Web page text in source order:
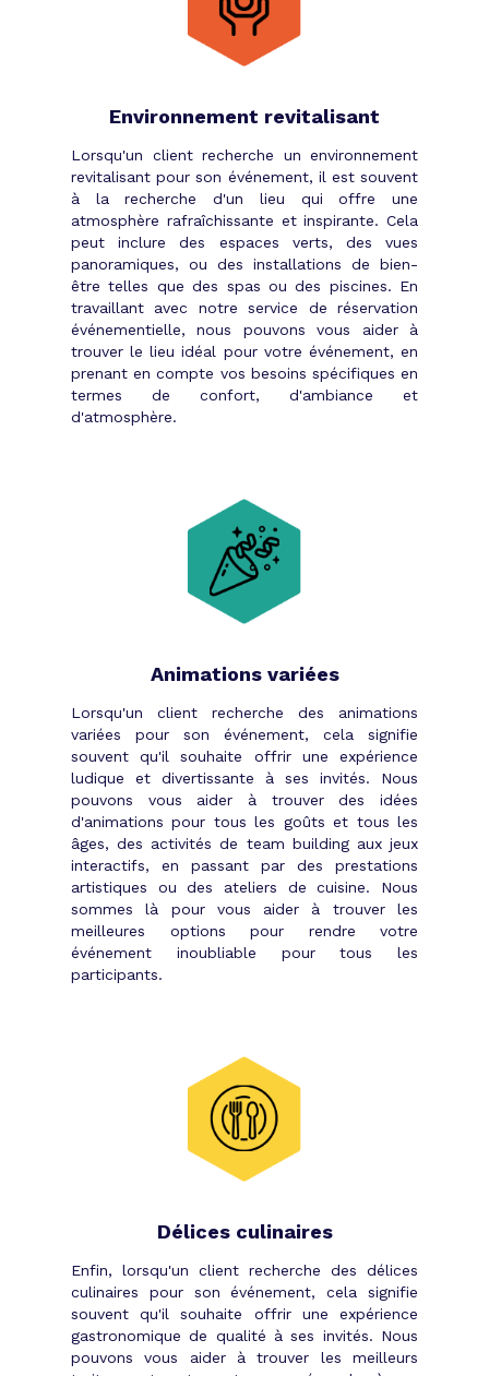
Environnement revitalisant
Lorsqu'un client recherche un environnement
revitalisant pour son événement, il est souvent
à la recherche d'un lieu qui offre une
atmosphère rafraîchissante et inspirante. Cela
peut inclure des espaces verts, des vues
panoramiques, ou des installations de bien-
être telles que des spas ou des piscines. En
travaillant avec notre service de réservation
événementielle, nous pouvons vous aider à
trouver le lieu idéal pour votre événement, en
prenant en compte vos besoins spécifiques en
termes de confort, d'ambiance et
d'atmosphère.
Animations variées
Lorsqu'un client recherche des animations
variées pour son événement, cela signifie
souvent qu'il souhaite offrir une expérience
ludique et divertissante à ses invités. Nous
pouvons vous aider à trouver des idées
d'animations pour tous les goûts et tous les
âges, des activités de team building aux jeux
interactifs, en passant par des prestations
artistiques ou des ateliers de cuisine. Nous
sommes là pour vous aider à trouver les
meilleures options pour rendre votre
événement inoubliable pour tous les
participants.
Délices culinaires
Enfin, lorsqu'un client recherche des délices
culinaires pour son événement, cela signifie
souvent qu'il souhaite offrir une expérience
gastronomique de qualité à ses invités. Nous
pouvons vous aider à trouver les meilleurs